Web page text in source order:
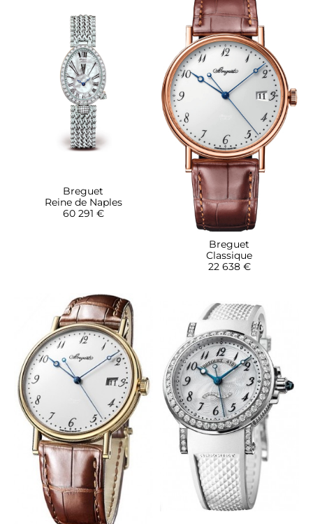
Breguet
Reine de Naples
60 291 €
Breguet
Classique
22 638 €